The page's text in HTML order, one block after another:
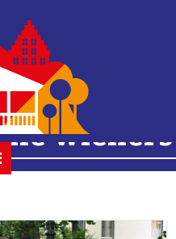
08-13
wieners